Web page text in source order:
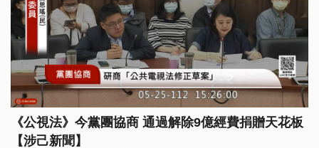
《公視法》今黨團協商 通過解除9億經費捐贈天花板
【涉己新聞】